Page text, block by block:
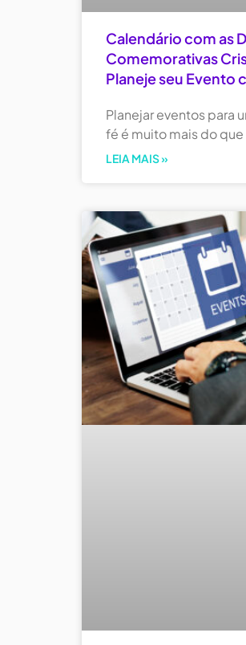
Calendário com as
Comemorativas
Planeje seu Evento
Planejar eventos para
fé é muito mais do que
LEIA MAIS »